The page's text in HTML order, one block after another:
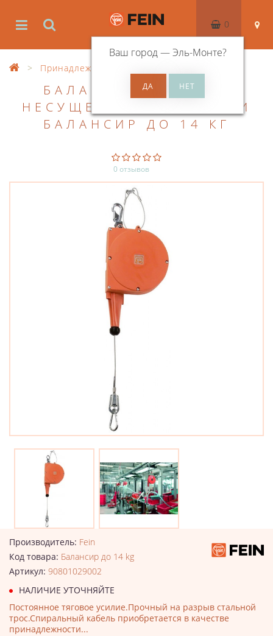
Ваш город —Эль-Монте?
0
Принадлежности
БАЛАНСИР ДО 14 КГ
НЕСУЩЕЙ СПОСОБНОСТИ
БАЛАНСИР ДО 14 КГ
0 отзывов
Производитель: Fein
Код товара: Балансир до 14 kg
Артикул: 90801029002
НАЛИЧИЕ УТОЧНЯЙТЕ
Постоянное тяговое усилие.Прочный на разрыв стальной
трос.Спиральный кабель приобретается в качестве
принадлежности...